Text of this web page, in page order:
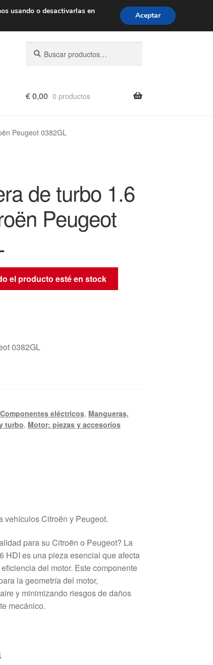
a. m. a 4 p. m.900 933 246
por:
€0,00 0 productos
Peugeot 0382GL
de turbo 1.6
Peugeot
el producto esté en stock
0382GL
Componentes eléctricos, Mangueras,
turbo, Motor: piezas y accesorios
vehículos Citroën y Peugeot.
para su Citroën o Peugeot? La
HDI es una pieza esencial que afecta
del motor. Este componente
la geometría del motor,
y minimizando riesgos de daños
mecánico.
usando o desactivarlas en
Aceptar